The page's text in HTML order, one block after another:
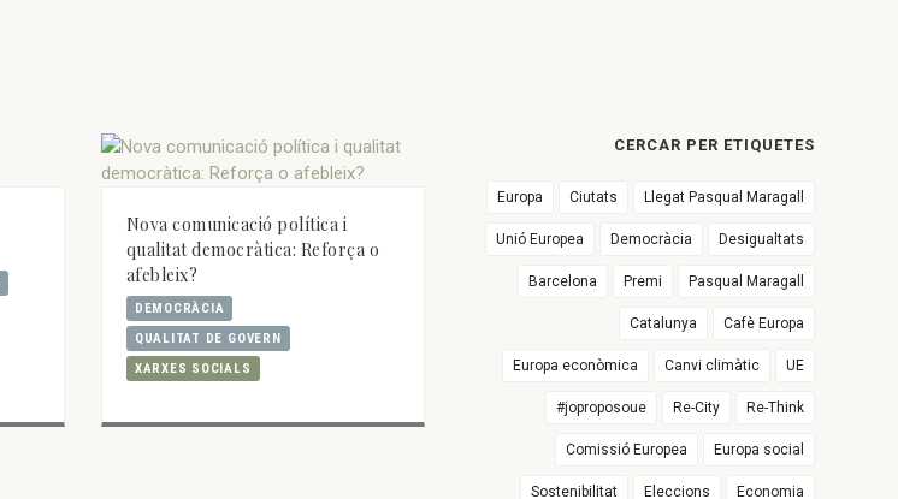
Nova comunicació política i
qualitat democràtica: Reforça o
afebleix?
DEMOCRÀCIA
QUALITAT DE GOVERN
XARXES SOCIALS
CERCAR PER ETIQUETES
Europa Ciutats Llegat Pasqual Maragall
Unió Europea Democràcia Desigualtats
Barcelona Premi Pasqual Maragall
Catalunya Cafè Europa
Europa econòmica Canvi climàtic UE
#joproposoue Re-City Re-Think
Comissió Europea Europa social
Sostenibilitat Eleccions Economia